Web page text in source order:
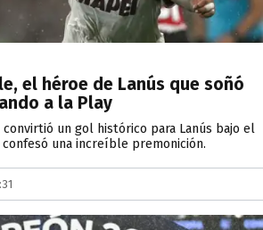
el héroe de Lanús que soñó
a la Play
convirtió un gol histórico para Lanús bajo el
confesó una increíble premonición.